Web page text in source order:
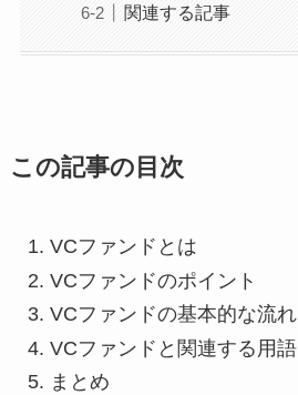
関連する記事
この記事の目次
VCファンドとは
VCファンドのポイント
VCファンドの基本的な流れ
VCファンドと関連する用語
まとめ